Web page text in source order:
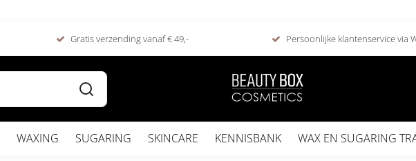
Gratis verzending vanaf € 49,- Persoonlijke klantenservice via
WAXING SUGARING SKINCARE KENNISBANK WAX EN SUGARING